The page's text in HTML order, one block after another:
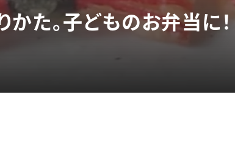
かた。子どものお弁当に！